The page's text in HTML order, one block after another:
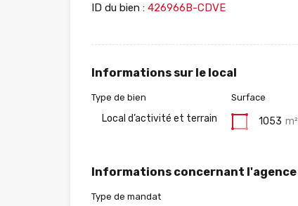
ID du bien : 426966B-CDVE
Informations sur le local
Type de bien
Local d’activité et terrain
Surface
1053 m²
Informations concernant l'agence
Type de mandat